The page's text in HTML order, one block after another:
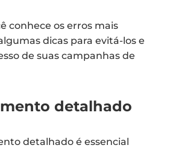
conhece os erros mais
dicas para evitá-los e
de suas campanhas de
detalhado
detalhado é essencial